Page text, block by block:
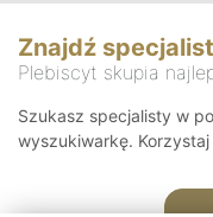
Znajdź
Plebiscyt skupia
Szukasz specjalisty w
wyszukiwarkę.